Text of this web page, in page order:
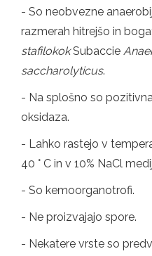
- So neobvezne
razmerah hitrejšo in
stafilokokSubaccie
saccharolyticus.
- Na splošno so
oksidaza.
- Lahko rastejo v
40 ° C in v 10% NaCl
- So kemoorganotrofi.
- Ne proizvajajo spore.
- Nekatere vrste so